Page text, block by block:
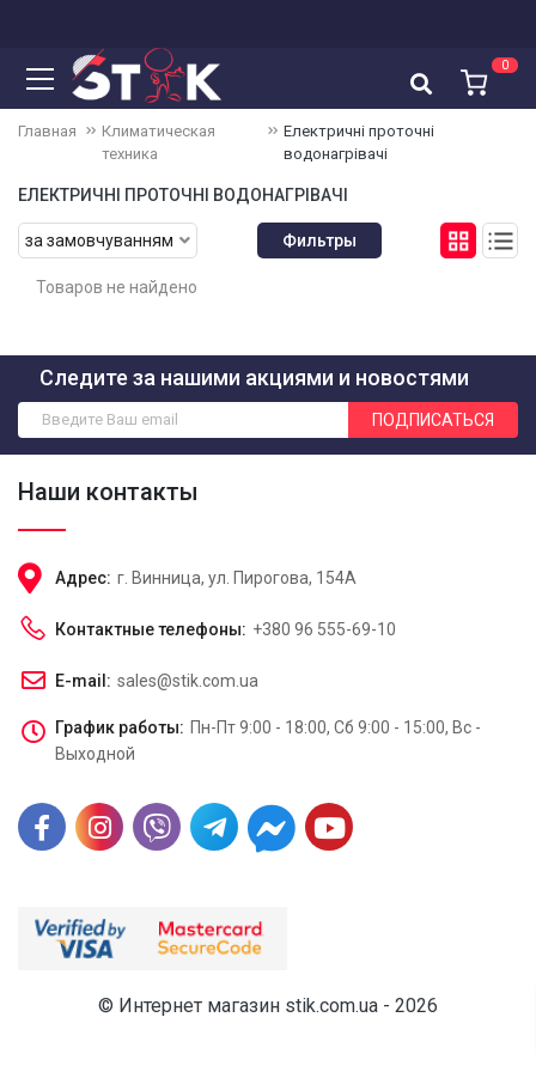
0
Корзина
Корзина пустая
Главная
Климатическая
техника
Електричні проточні
водонагрівачі
ЕЛЕКТРИЧНІ ПРОТОЧНІ ВОДОНАГРІВАЧІ
Фильтры
за замовчуванням
Товаров не найдено
Следите за нашими акциями и новостями
ПОДПИСАТЬСЯ
Наши контакты
Адрес: г. Винница, ул. Пирогова, 154А
Контактные телефоны: +380 96 555-69-10
E-mail: sales@stik.com.ua
График работы: Пн-Пт 9:00 - 18:00, Сб 9:00 - 15:00, Вс -
Выходной
© Интернет магазин stik.com.ua - 2026